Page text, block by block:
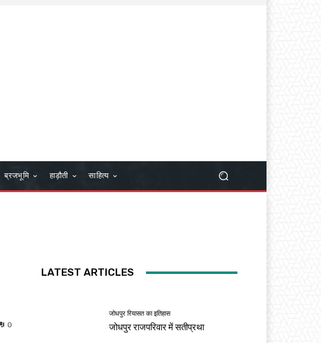
ब्रजभूमि हाड़ौती साहित्य
0
LATEST ARTICLES
जोधपुर रियासत का इतिहास
जोधपुर राजपरिवार में सतीप्रथा